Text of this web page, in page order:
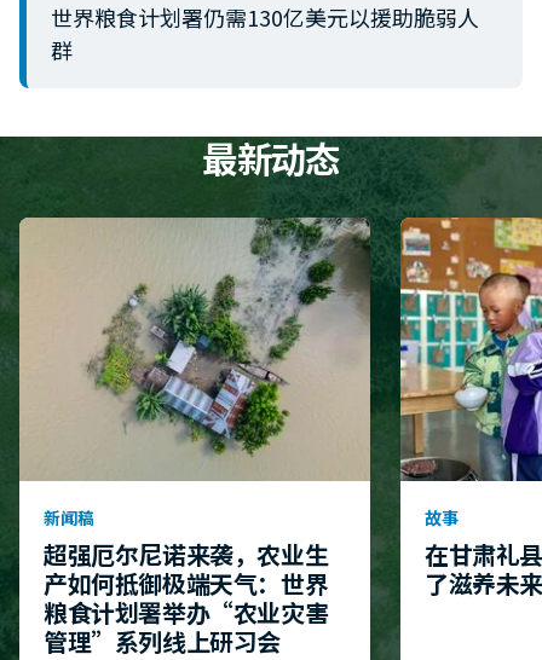
世界粮食计划署仍需130亿美元以援助脆弱人
群
最新动态
新闻稿
超强厄尔尼诺来袭，农业生
产如何抵御极端天气：世界
粮食计划署举办“农业灾害
管理”系列线上研习会
故事
在甘肃礼
了滋养未